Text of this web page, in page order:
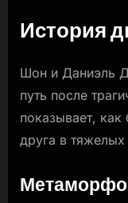
История
Шон и Даниэль
путь после
показывает,
друга в тяжелых